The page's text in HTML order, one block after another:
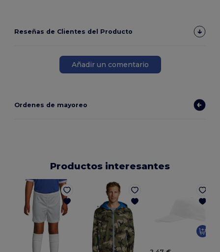
Reseñas de Clientes del Producto
Añadir un comentario
Ordenes de mayoreo
Productos interesantes